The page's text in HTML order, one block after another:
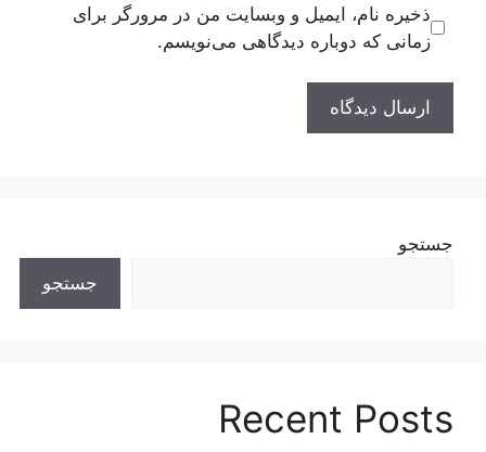
ذخیره نام، ایمیل و وبسایت من در مرورگر برای
زمانی که دوباره دیدگاهی می‌نویسم.
جستجو
جستجو
Recent Posts